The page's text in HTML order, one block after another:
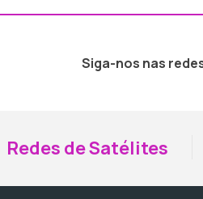
Siga-nos nas
Redes de Satélites